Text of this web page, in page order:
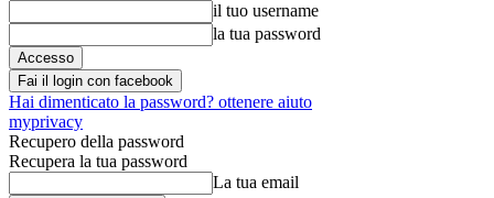
il tuo username
la tua password
Fai il login con facebook
Hai dimenticato la password? ottenere aiuto
myprivacy
Recupero della password
Recupera la tua password
La tua email